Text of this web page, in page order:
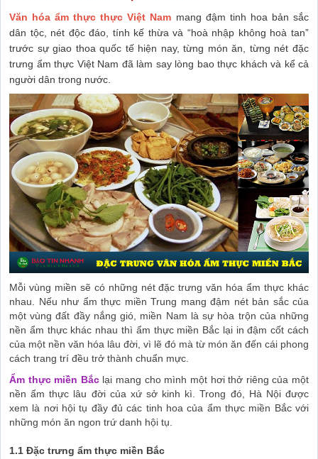
Văn hóa ẩm thực thực Việt Nam mang đậm tinh hoa bản sắc
dân tộc, nét độc đáo, tính kế thừa và “hoà nhập không hoà tan”
trước sự giao thoa quốc tế hiện nay, từng món ăn, từng nét đặc
trưng ẩm thực Việt Nam đã làm say lòng bao thực khách và kể cả
người dân trong nước.
Mỗi vùng miền sẽ có những nét đặc trưng văn hóa ẩm thực khác
nhau. Nếu như ẩm thực miền Trung mang đậm nét bản sắc của
một vùng đất đầy nắng gió, miền Nam là sự hòa trộn của những
nền ẩm thực khác nhau thì ẩm thực miền Bắc lại in đậm cốt cách
của một nền văn hóa lâu đời, vì lẽ đó mà từ món ăn đến cái phong
cách trang trí đều trở thành chuẩn mực.
Ẩm thực miền Bắclại mang cho mình một hơi thở riêng của một
nền ẩm thực lâu đời của xứ sở kinh kì. Trong đó, Hà Nội được
xem là nơi hội tụ đầy đủ các tinh hoa của ẩm thực miền Bắc với
những món ăn ngon trứ danh hội tụ.
1.1 Đặc trưng ẩm thực miền Bắc